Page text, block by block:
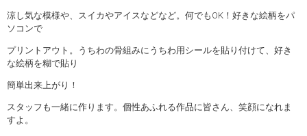
涼し気な模様や、スイカやアイスなどなど。何でもOK！好きな絵柄をパ
ソコンで
プリントアウト。うちわの骨組みにうちわ用シールを貼り付けて、好き
な絵柄を糊で貼り
簡単出来上がり！
スタッフも一緒に作ります。個性あふれる作品に皆さん、笑顔になれま
すよ。